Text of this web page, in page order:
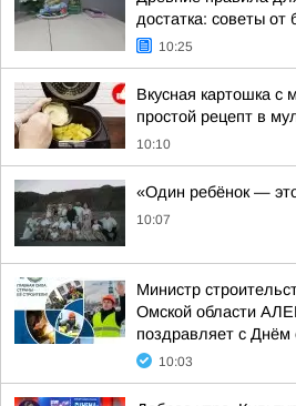
достатка: советы от
10:25
Вкусная картошка с
простой рецепт в
10:10
«Один ребёнок —
10:07
Министр
Омской области
поздравляет с Днём
10:03